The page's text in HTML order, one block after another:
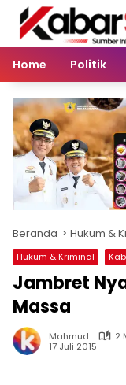
Langsung
konten
Home
Politik
Beranda Hukum &
Hukum & Kriminal
Jambret
Massa
Mahmud
2
17 Juli 2015